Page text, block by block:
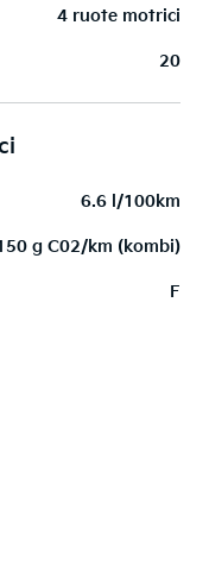
4 ruote motrici
20
6.6 l/100km
g C02/km (kombi)
F